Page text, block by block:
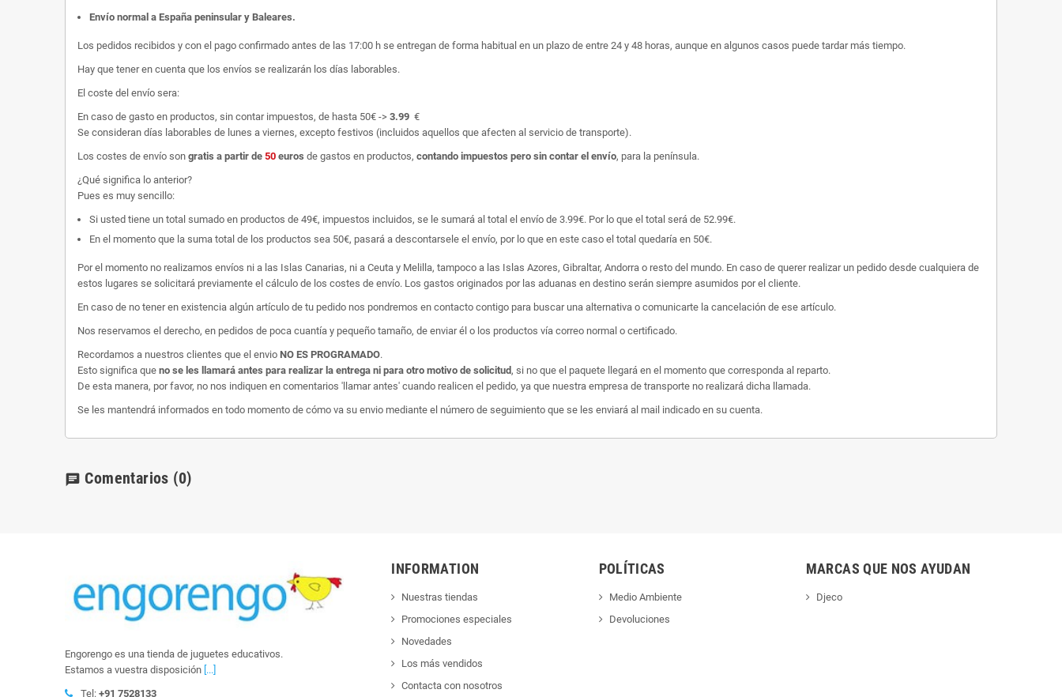
Envío normal a España peninsular y Baleares.
Los pedidos recibidos y con el pago confirmado antes de las 17:00 h se entregan de forma habitual en un plazo de entre 24 y 48 horas, aunque en algunos casos puede tardar más tiempo.
Hay que tener en cuenta que los envíos se realizarán los días laborables.
El coste del envío sera:
En caso de gasto en productos, sin contar impuestos, de hasta 50€ -> 3.99 €
Se consideran días laborables de lunes a viernes, excepto festivos (incluidos aquellos que afecten al servicio de transporte).
Los costes de envío son gratis a partir de 50 euros de gastos en productos, contando impuestos pero sin contar el envío, para la península.
¿Qué significa lo anterior?
Pues es muy sencillo:
Si usted tiene un total sumado en productos de 49€, impuestos incluidos, se le sumará al total el envío de 3.99€. Por lo que el total será de 52.99€.
En el momento que la suma total de los productos sea 50€, pasará a descontarsele el envío, por lo que en este caso el total quedaría en 50€.
Por el momento no realizamos envíos ni a las Islas Canarias, ni a Ceuta y Melilla, tampoco a las Islas Azores, Gibraltar, Andorra o resto del mundo. En caso de querer realizar un pedido desde cualquiera de
estos lugares se solicitará previamente el cálculo de los costes de envío. Los gastos originados por las aduanas en destino serán siempre asumidos por el cliente.
En caso de no tener en existencia algún artículo de tu pedido nos pondremos en contacto contigo para buscar una alternativa o comunicarte la cancelación de ese artículo.
Nos reservamos el derecho, en pedidos de poca cuantía y pequeño tamaño, de enviar él o los productos vía correo normal o certificado.
Recordamos a nuestros clientes que el envio NO ES PROGRAMADO.
Esto significa que no se les llamará antes para realizar la entrega ni para otro motivo de solicitud , si no que el paquete llegará en el momento que corresponda al reparto.
De esta manera, por favor, no nos indiquen en comentarios 'llamar antes' cuando realicen el pedido, ya que nuestra empresa de transporte no realizará dicha llamada.
Se les mantendrá informados en todo momento de cómo va su envio mediante el número de seguimiento que se les enviará al mail indicado en su cuenta.
chat Comentarios (0)
Engorengo es una tienda de juguetes educativos.
Estamos a vuestra disposición [...]
Tel: +91 7528133
INFORMATION
Nuestras tiendas
Promociones especiales
Novedades
Los más vendidos
Contacta con nosotros
POLÍTICAS
Medio Ambiente
Devoluciones
MARCAS QUE NOS AYUDAN
Djeco